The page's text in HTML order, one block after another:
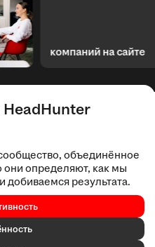
компаний на сайте
объединённое
определяют, как мы
добиваемся результата.